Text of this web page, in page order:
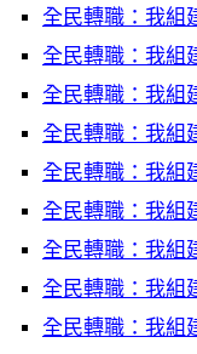
全民轉職：我組
全民轉職：我組
全民轉職：我組
全民轉職：我組
全民轉職：我組
全民轉職：我組
全民轉職：我組
全民轉職：我組
全民轉職：我組